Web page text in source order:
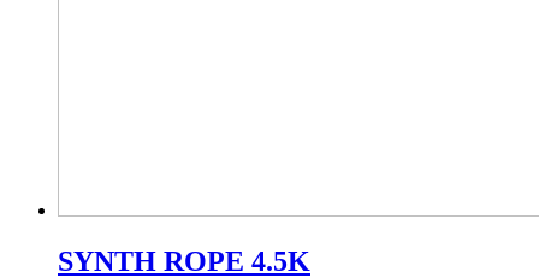
SYNTH ROPE 4.5K